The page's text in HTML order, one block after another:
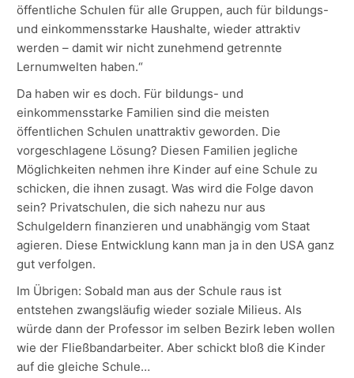
öffentliche Schulen für alle Gruppen, auch für bildungs-
und einkommensstarke Haushalte, wieder attraktiv
werden – damit wir nicht zunehmend getrennte
Lernumwelten haben.“
Da haben wir es doch. Für bildungs- und
einkommensstarke Familien sind die meisten
öffentlichen Schulen unattraktiv geworden. Die
vorgeschlagene Lösung? Diesen Familien jegliche
Möglichkeiten nehmen ihre Kinder auf eine Schule zu
schicken, die ihnen zusagt. Was wird die Folge davon
sein? Privatschulen, die sich nahezu nur aus
Schulgeldern finanzieren und unabhängig vom Staat
agieren. Diese Entwicklung kann man ja in den USA ganz
gut verfolgen.
Im Übrigen: Sobald man aus der Schule raus ist
entstehen zwangsläufig wieder soziale Milieus. Als
würde dann der Professor im selben Bezirk leben wollen
wie der Fließbandarbeiter. Aber schickt bloß die Kinder
auf die gleiche Schule…